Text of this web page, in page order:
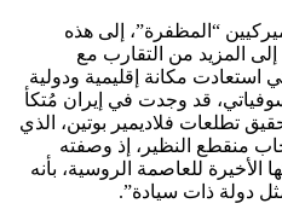
“المظفرة”، إلى هذه
المزيد من التقارب مع
استعادت مكانة إقليمية ودولية
قد وجدت في إيران مُتكأ
تطلعات فلاديمير بوتين، الذي
منقطع النظير، إذ وصفته
الأخيرة للعاصمة الروسية، بأنه
دولة ذات سيادة”.